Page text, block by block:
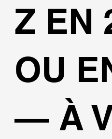
Z EN
OU
— À